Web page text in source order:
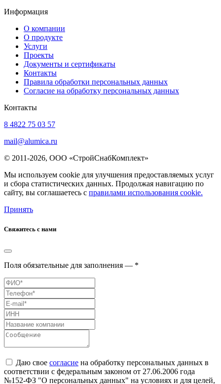
Информация
О компании
О продукте
Услуги
Проекты
Документы и сертификаты
Контакты
Правила обработки персональных данных
Согласие на обработку персональных данных
Контакты
8 4822 75 03 57
mail@alumica.ru
© 2011-2026, ООО «СтройСнабКомплект»
Мы используем cookie для улучшения предоставляемых услуг
и сбора статистических данных. Продолжая навигацию по
сайту, вы соглашаетесь с правилами использования cookie.
Принять
Свяжитесь с нами
Поля обязательные для заполнения — *
Даю свое согласие на обработку персональных данных в
соответствии с федеральным законом от 27.06.2006 года
№152-ФЗ "О персональных данных" на условиях и для целей,